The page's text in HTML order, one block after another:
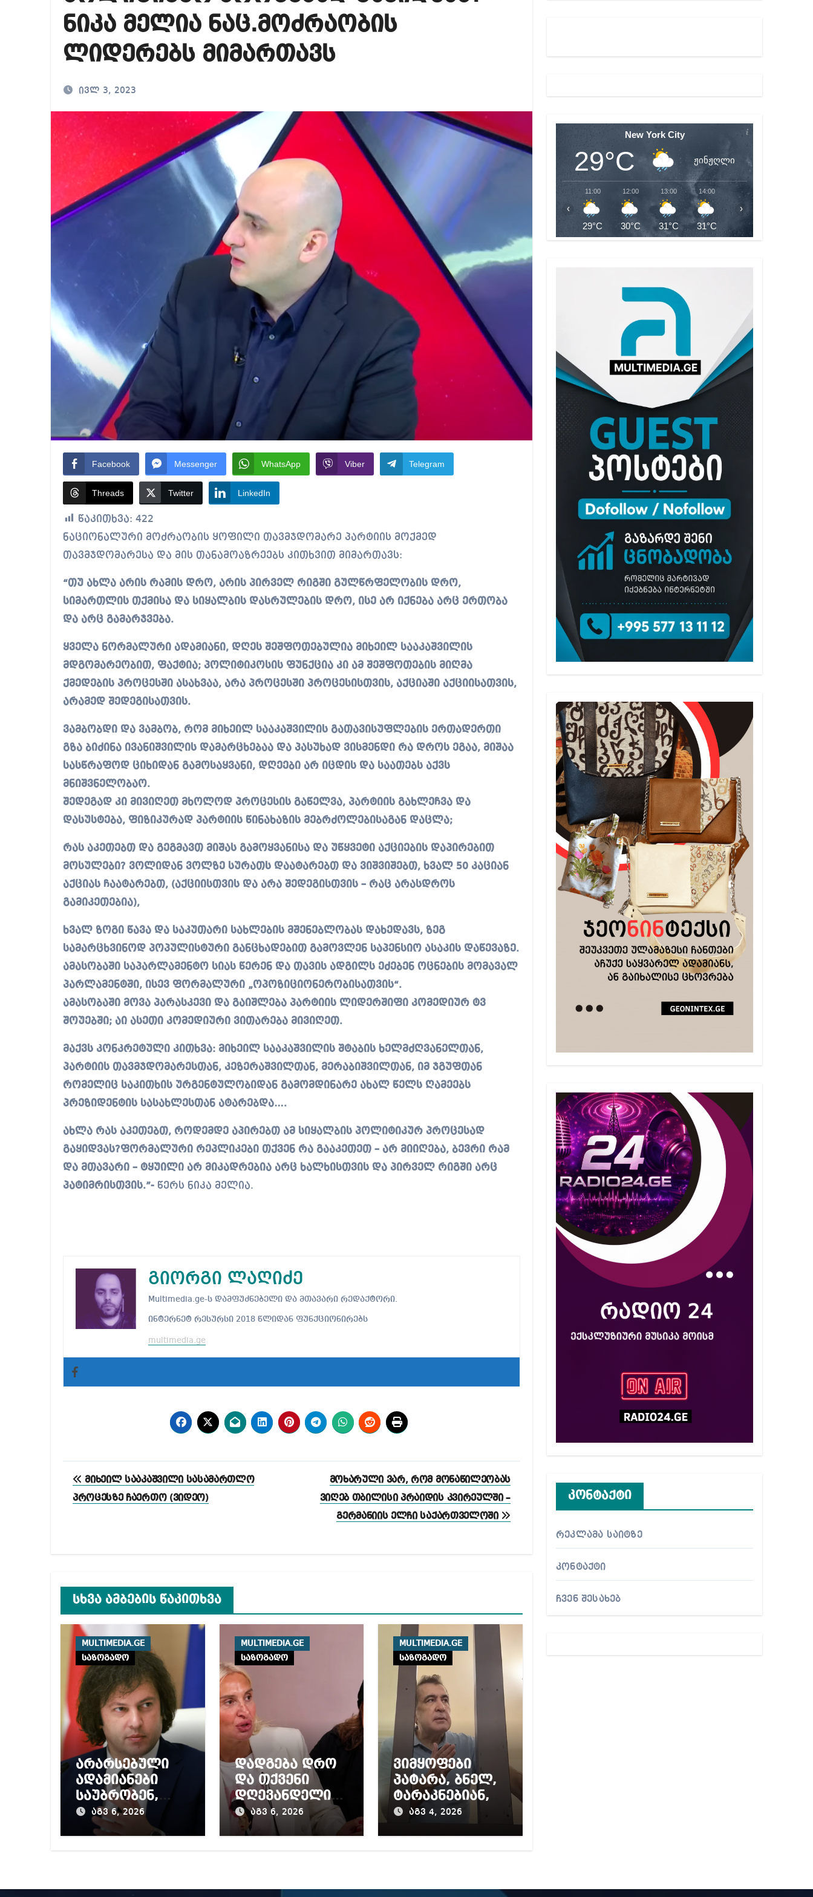
საზ.მაუწყებლის დირექტორად კვლავ თინა ბერძენიშვილი აირჩიეს
არარსებული ადამიანები საუბრობენ, თითქოს საქართველოში უარყოფითი გარემოა შექმნილი რუსი ტურისტებისთვის, ჩვენი
ნიკა მელია ნაც.მოძრაობის
ლიდერებს მიმართავს
ივლ 3, 2023
Facebook Messenger WhatsApp Viber Telegram
Threads Twitter LinkedIn
წაკითხვა: 422
ნაციონალური მოძრაობის ყოფილი თავმჯდომარე პარტიის მოქმედ
თავმჯდომარესა და მის თანამოაზრეებს კითხვით მიმართავს:
“თუ ახლა არის რამის დრო, არის პირველ რიგში გულწრფელობის დრო,
სიმართლის თქმისა და სიყალბის დასრულების დრო, ისე არ იქნება არც ერთობა
და არც გამარჯვება.
ყველა ნორმალური ადამიანი, დღეს შეშფოთებულია მიხეილ სააკაშვილის
მდგომარეობით, ფაქტია; პოლიტიკოსის ფუნქცია კი ამ შეშფოთების მიღმა
ქმედების პროცესში ასახვაა, არა პროცესში პროცესისთვის, აქციაში აქციისათვის,
არამედ შედეგისათვის.
ვამბობდი და ვამბობ, რომ მიხეილ სააკაშვილის გათავისუფლების ერთადერთი
გზა ბიძინა ივანიშვილის დამარცხებაა და პასუხად ვისმენდი რა დროს ეგაა, მიშაა
სასწრაფოდ ციხიდან გამოსაყვანი, დღეები არ იცდის და საათებს აქვს
მნიშვნელობაო.
შედეგად კი მივიღეთ მხოლოდ პროცესის გაწელვა, პარტიის გახლეჩვა და
დასუსტება, ფიზიკურად პარტიის წინახაზის მებრძოლებისაგან დაცლა;
რას აკეთებთ და გეგმავთ მიშას გამოყვანისა და უწყვეტი აქციების დაპირებით
მოსულები? ვოლიდან ვოლზე სურათს დაატარებთ და ვიშვიშებთ, ხვალ 50 კაციან
აქციას ჩაატარებთ, (აქციისთვის და არა შედეგისთვის – რაც არასდროს
გამიკეთებია),
ხვალ ზოგი წავა და საკუთარი სახლების მშენებლობას დახედავს, ზეგ
სამარცხვინოდ პოპულისტური განცხადებით გამოვლენ საპენსიო ასაკის დაწევაზე.
ამასობაში საპარლამენტო სიას წერენ და თავის ადგილს ეძებენ ოცნების მომავალ
პარლამენტში, ისევ ფორმალური „ოპოზიციონერობისათვის“.
ამასობაში მოვა პარასკევი და გაიშლება პარტიის ლიდერშიფი კომედიურ ტვ
შოუებში; აი ასეთი კომედიური ვითარება მივიღეთ.
მაქვს კონკრეტული კითხვა: მიხეილ სააკაშვილის შტაბის ხელმძღვანელთან,
პარტიის თავმჯდომარესთან, კეზერაშვილთან, მერაბიშვილთან, იმ ჯგუფთან
რომელიც საკითხის ურგენტულობიდან გამომდინარე ახალ წელს ღამეებს
პრეზიდენტის სასახლესთან ატარებდა….
ახლა რას აკეთებთ, როდემდე აპირებთ ამ სიყალბის პოლიტიკურ პროცესად
გაყიდვას?ფორმალური რეპლიკები თქვენ რა გააკეთეთ – არ მიიღება, ბევრი რამ
და მთავარი – ტყუილი არ მიკადრებია არც ხალხისთვის და პირველ რიგში არც
პატიმრისთვის.”- წერს ნიკა მელია.
გიორგი ლაღიძე
Multimedia.ge-ს დამფუძნებელი და მთავარი რედაქტორი.
ინტერნეტ რესურსი 2018 წლიდან ფუნქციონირებს
multimedia.ge
პოსტის
ნავიგაცია
მიხეილ სააკაშვილი სასამართლო
პროცესზე ჩაერთო (ვიდეო)
მოხარული ვარ, რომ მონაწილეობას
ვიღებ თბილისი პრაიდის კვირეულში –
გერმანიის ელჩი საქართველოში
სხვა ამბების წაკითხვა
MULTIMEDIA.GE
საზოგადო
არარსებული
ადამიანები
საუბრობენ,
თითქოს
საქართველოში
ტურისტებისთვი
აგვ 6, 2026
MULTIMEDIA.GE
საზოგადო
დადგება დრო
და თქვენი
დღევანდელი
პოსტაობა,
საკუთარ
ნანუკა
აგვ 6, 2026
MULTIMEDIA.GE
საზოგადო
ვიმყოფები
პატარა, ბნელ,
ტარაკნებიან,
უჰაერო
მოთავსება,
აგვ 4, 2026
New York City
29°C ჟინჟღლი
11:00
29°C
12:00
30°C
13:00
31°C
14:00
31°C
15:00
31°C
‹ ›
კონტაქტი
რეკლამა საიტზე
კონტაქტი
ჩვენ შესახებ